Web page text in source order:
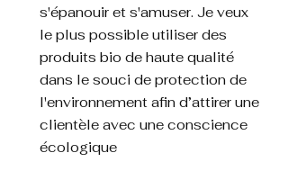
s'épanouir et s'amuser. Je veux
le plus possible utiliser des
produits bio de haute qualité
dans le souci de protection de
l'environnement afin d’attirer une
clientèle avec une conscience
écologique